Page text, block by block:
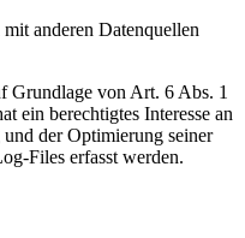
anderen Datenquellen
Grundlage von Art. 6 Abs. 1
ein berechtigtes Interesse an
der Optimierung seiner
Files erfasst werden.